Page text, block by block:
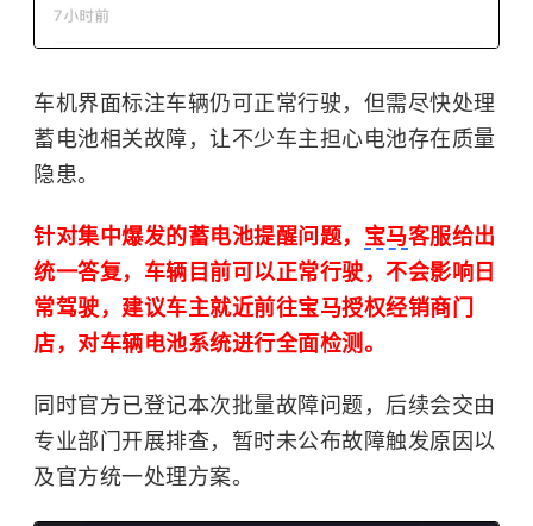
车机界面标注车辆仍可正常行驶，但需尽快处理
蓄电池相关故障，让不少车主担心电池存在质量
隐患。
针对集中爆发的蓄电池提醒问题， 宝马客服给出
统一答复，车辆目前可以正常行驶，不会影响日
常驾驶，建议车主就近前往宝马授权经销商门
店，对车辆电池系统进行全面检测。
同时官方已登记本次批量故障问题，后续会交由
专业部门开展排查，暂时未公布故障触发原因以
及官方统一处理方案。